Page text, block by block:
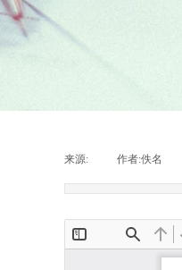
来源: 作者:佚名